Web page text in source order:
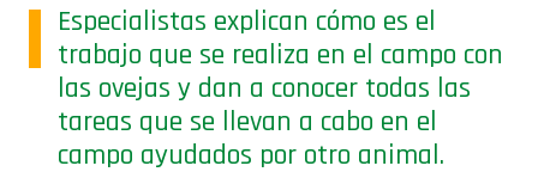
Especialistas explican cómo es el
trabajo que se realiza en el campo con
las ovejas y dan a conocer todas las
tareas que se llevan a cabo en el
campo ayudados por otro animal.